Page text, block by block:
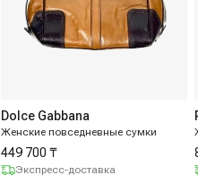
Dolce Gabbana
Женские повседневные сумки
449 700 ₸
Экспресс-доставка